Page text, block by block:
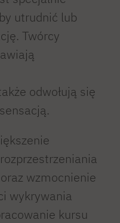
utrudnić lub
Twórcy
odwołują się
wzmocnienie
wykrywania
kursu